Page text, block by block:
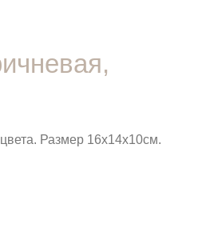
Размер 16х14х10см.